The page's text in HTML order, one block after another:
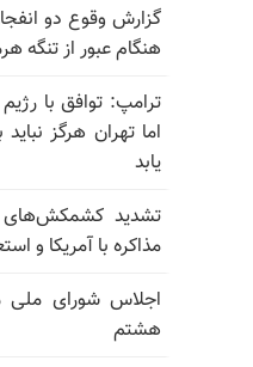
گزارش وقوع دو
هنگام عبور از تنگه
ترامپ: توافق با
اما تهران هرگز
یابد
تشدید کشمکش‌های
مذاکره با آمریکا و
اجلاس شورای ملی
هشتم